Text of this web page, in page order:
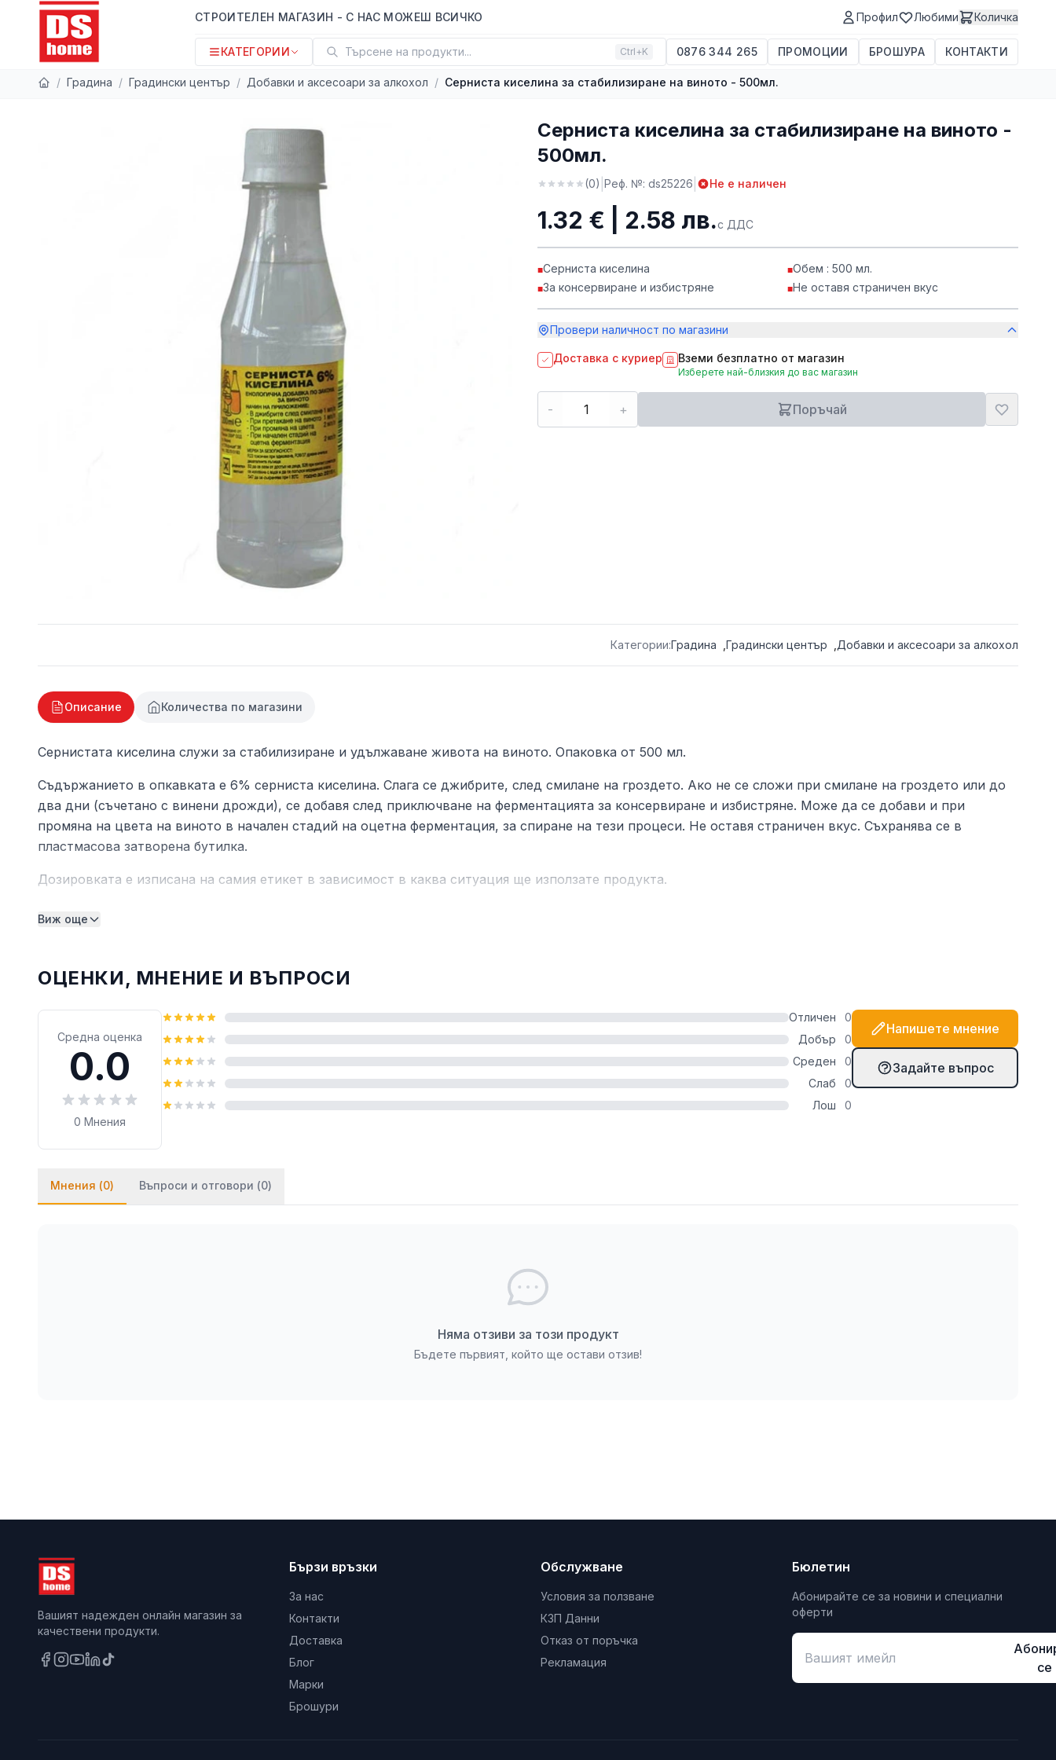
СТРОИТЕЛЕН МАГАЗИН - С НАС МОЖЕШ ВСИЧКО Профил Любими Количка
КАТЕГОРИИ Търсене на продукти... Ctrl+K 0876 344 265 ПРОМОЦИИ БРОШУРА КОНТАКТИ
/ Градина / Градински център / Добавки и аксесоари за алкохол / Серниста киселина за стабилизиране на виното - 500мл.
Серниста киселина за стабилизиране на виното -
500мл.
(0) Реф. №: ds25226 Не е наличен
1.32 € | 2.58 лв.с ДДС
■Серниста киселина
■За консервиране и избистряне
■Обем : 500 мл.
■Не оставя страничен вкус
Провери наличност по магазини
Доставка с куриер Вземи безплатно от магазин
Изберете най-близкия до вас магазин
- + Поръчай
Категории:Градина Градински център Добавки и аксесоари за алкохол
Описание Количества по магазини
Сернистата киселина служи за стабилизиране и удължаване живота на виното. Опаковка от 500 мл.
Съдържанието в опкавката е 6% серниста киселина. Слага се джибрите, след смилане на гроздето. Ако не се сложи при смилане на гроздето или до
два дни (съчетано с винени дрожди), се добавя след приключване на ферментацията за консервиране и избистряне. Може да се добави и при
промяна на цвета на виното в начален стадий на оцетна ферментация, за спиране на тези процеси. Не оставя страничен вкус. Съхранява се в
пластмасова затворена бутилка.
Дозировката е изписана на самия етикет в зависимост в каква ситуация ще използате продукта.
Виж още
ОЦЕНКИ, МНЕНИЕ И ВЪПРОСИ
Средна оценка
0.0
0 Мнения
Отличен
0
Добър
0
Среден
0
Слаб
0
Лош
0
Напишете мнение
Задайте въпрос
Мнения (0) Въпроси и отговори (0)
Няма отзиви за този продукт
Бъдете първият, който ще остави отзив!
Вашият надежден онлайн магазин за
качествени продукти.
Бързи връзки
За нас
Контакти
Доставка
Блог
Марки
Брошури
Обслужване
Условия за ползване
КЗП Данни
Отказ от поръчка
Рекламация
Бюлетин
Абонирайте се за новини и специални
оферти
се